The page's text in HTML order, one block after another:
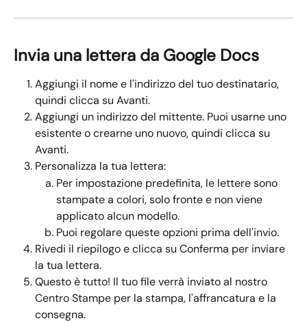
Invia una lettera da Google Docs
Aggiungi il nome e l'indirizzo del tuo destinatario,
quindi clicca su Avanti.
Aggiungi un indirizzo del mittente. Puoi usarne uno
esistente o crearne uno nuovo, quindi clicca su
Avanti.
Personalizza la tua lettera:
Per impostazione predefinita, le lettere sono
stampate a colori, solo fronte e non viene
applicato alcun modello.
Puoi regolare queste opzioni prima dell'invio.
Rivedi il riepilogo e clicca su Conferma per inviare
la tua lettera.
Questo è tutto! Il tuo file verrà inviato al nostro
Centro Stampe per la stampa, l'affrancatura e la
consegna.